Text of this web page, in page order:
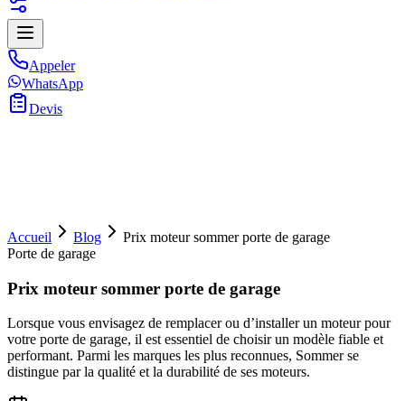
Appeler
WhatsApp
Devis
Accueil Blog
Prix moteur sommer porte de garage
Porte de garage
Prix moteur sommer porte de garage
Lorsque vous envisagez de remplacer ou d’installer un moteur pour
votre porte de garage, il est essentiel de choisir un modèle fiable et
performant. Parmi les marques les plus reconnues, Sommer se
distingue par la qualité et la durabilité de ses moteurs.